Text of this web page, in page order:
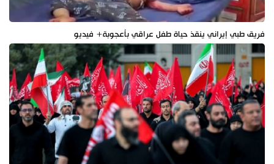
فريق طبي إيراني ينقذ حياة طفل عراقي بأعجوبة+ فيديو